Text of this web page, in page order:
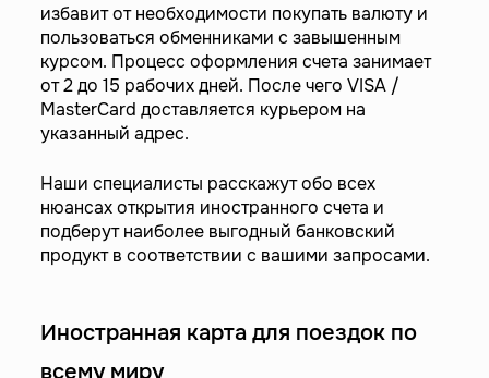
избавит от необходимости покупать валюту и
пользоваться обменниками с завышенным
курсом. Процесс оформления счета занимает
от 2 до 15 рабочих дней. После чего VISA /
MasterCard доставляется курьером на
указанный адрес.
Наши специалисты расскажут обо всех
нюансах открытия иностранного счета и
подберут наиболее выгодный банковский
продукт в соответствии с вашими запросами.
Иностранная карта для поездок по
всему миру